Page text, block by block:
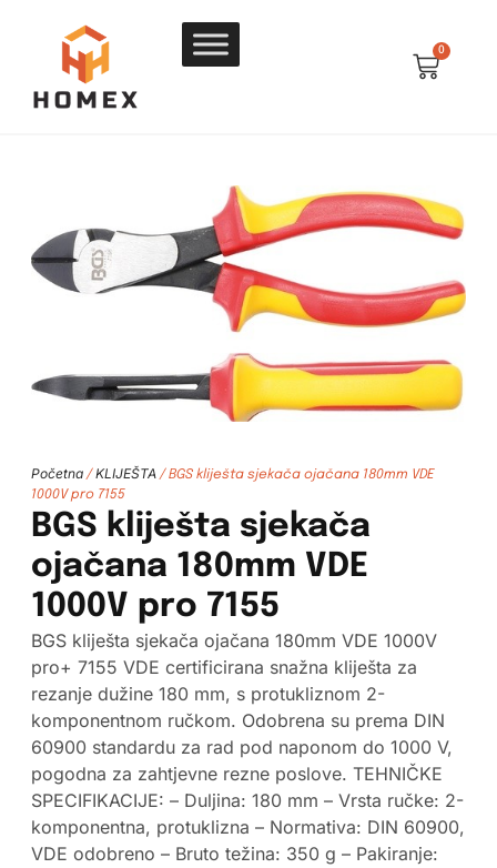
0
Početna/ KLIJEŠTA/ BGS kliješta sjekača ojačana 180mm VDE
1000V pro 7155
BGS kliješta sjekača
ojačana 180mm VDE
1000V pro 7155
BGS kliješta sjekača ojačana 180mm VDE 1000V
pro+ 7155 VDE certificirana snažna kliješta za
rezanje dužine 180 mm, s protukliznom 2-
komponentnom ručkom. Odobrena su prema DIN
60900 standardu za rad pod naponom do 1000 V,
pogodna za zahtjevne rezne poslove. TEHNIČKE
SPECIFIKACIJE: – Duljina: 180 mm – Vrsta ručke: 2-
komponentna, protuklizna – Normativa: DIN 60900,
VDE odobreno – Bruto težina: 350 g – Pakiranje: